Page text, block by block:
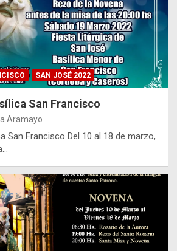
SAN JOSÉ 2022
San Francisco
Aramayo
San Francisco Del 10 al 18 de marzo,